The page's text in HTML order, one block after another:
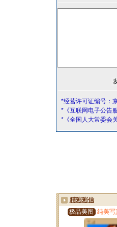
*经营许可证编号：
*《互联网电子公告
*《全国人大常委会